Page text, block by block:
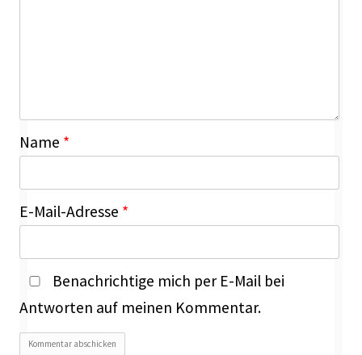
Name *
E-Mail-Adresse *
Benachrichtige mich per E-Mail bei
Antworten auf meinen Kommentar.